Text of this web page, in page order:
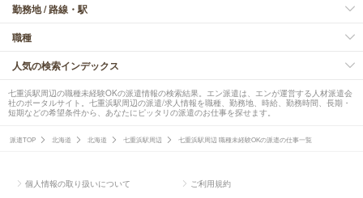
勤務地 / 路線・駅
職種
人気の検索インデックス
七重浜駅周辺の職種未経験OKの派遣情報の検索結果。エン派遣は、エンが運営する人材派遣会
社のポータルサイト。七重浜駅周辺の派遣/求人情報を職種、勤務地、時給、勤務時間、長期・
短期などの希望条件から、あなたにピッタリの派遣のお仕事を探せます。
派遣TOP 北海道 北海道 七重浜駅周辺 七重浜駅周辺 職種未経験OKの派遣の仕事一覧
個人情報の取り扱いについて ご利用規約